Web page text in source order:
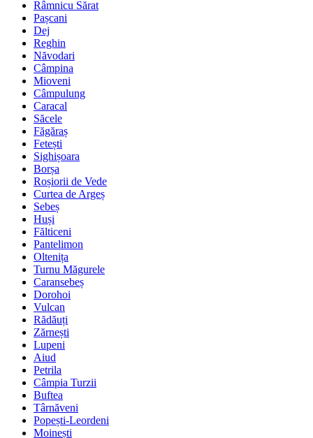
Râmnicu Sărat
Pașcani
Dej
Reghin
Năvodari
Câmpina
Mioveni
Câmpulung
Caracal
Săcele
Făgăraș
Fetești
Sighișoara
Borșa
Roșiorii de Vede
Curtea de Argeș
Sebeș
Huși
Fălticeni
Pantelimon
Oltenița
Turnu Măgurele
Caransebeș
Dorohoi
Vulcan
Rădăuți
Zărnești
Lupeni
Aiud
Petrila
Câmpia Turzii
Buftea
Târnăveni
Popești-Leordeni
Moinești